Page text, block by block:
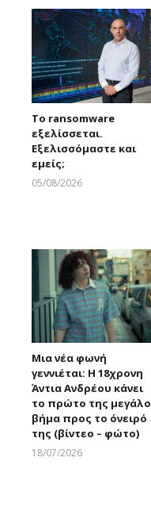
Το ransomware
εξελίσσεται.
Εξελισσόμαστε και
εμείς;
05/08/2026
Μια νέα φωνή
γεννιέται: Η 18χρονη
Άντια Ανδρέου κάνει
το πρώτο της μεγάλο
βήμα προς το όνειρό
της (βίντεο – φώτο)
18/07/2026